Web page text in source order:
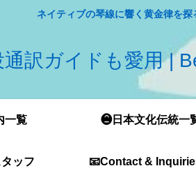
ネイティブの琴線に響く黄金律を
通訳ガイドも愛用 |
一覧 ❷日本文化伝統一
ッフ 📧Contact &